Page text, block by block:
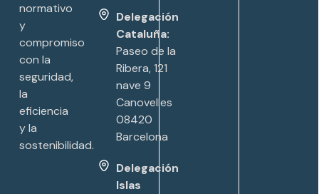
normativo
y
compromiso
con la
seguridad,
la
eficiencia
y la
sostenibilidad.
Delegación
Cataluña:
Paseo de la
Ribera, 121
nave 9
Canovelles
08420
Barcelona
Delegación
Islas